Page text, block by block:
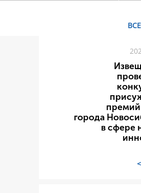
города
в сфере